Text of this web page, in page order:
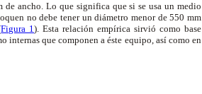
ancho. Lo que significa que si se usa un medio
no debe tener un diámetro menor de 550 mm
Figura 1). Esta relación empírica sirvió como base
internas que componen a éste equipo, así como en